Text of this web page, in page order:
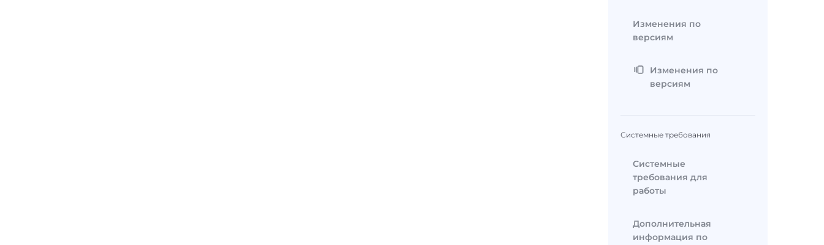
Изменения по
версиям
Изменения по
версиям
Системные требования
Системные
требования для
работы
Дополнительная
информация по